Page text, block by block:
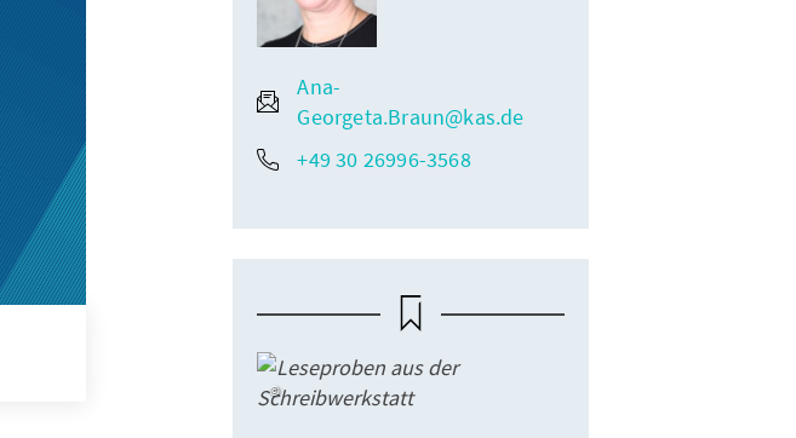
Ana-
Georgeta.Braun@kas.de
+49 30 26996-3568